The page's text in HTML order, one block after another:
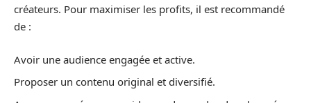
créateurs. Pour maximiser les profits, il est recommandé
de :
Avoir une audience engagée et active.
Proposer un contenu original et diversifié.